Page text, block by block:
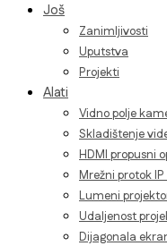
Još
Zanimljivosti
Uputstva
Projekti
Alati
Vidno polje
Skladištenje
HDMI propusni
Mrežni protok
Lumeni
Udaljenost
Dijagonala